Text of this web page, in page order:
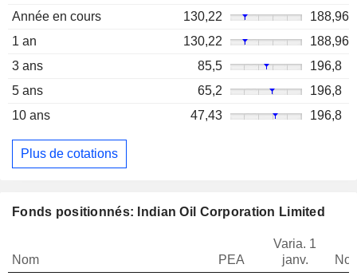
Année en cours
130,22
188,96
1 an
130,22
188,96
3 ans
85,5
196,8
5 ans
65,2
196,8
10 ans
47,43 196,8
Plus de cotations
Fonds positionnés: Indian Oil Corporation Limited
Nom PEA
Varia. 1
janv.